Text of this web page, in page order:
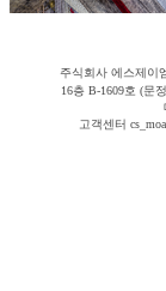
주식회사 에스제이
16층 B-1609호 (문
고객센터